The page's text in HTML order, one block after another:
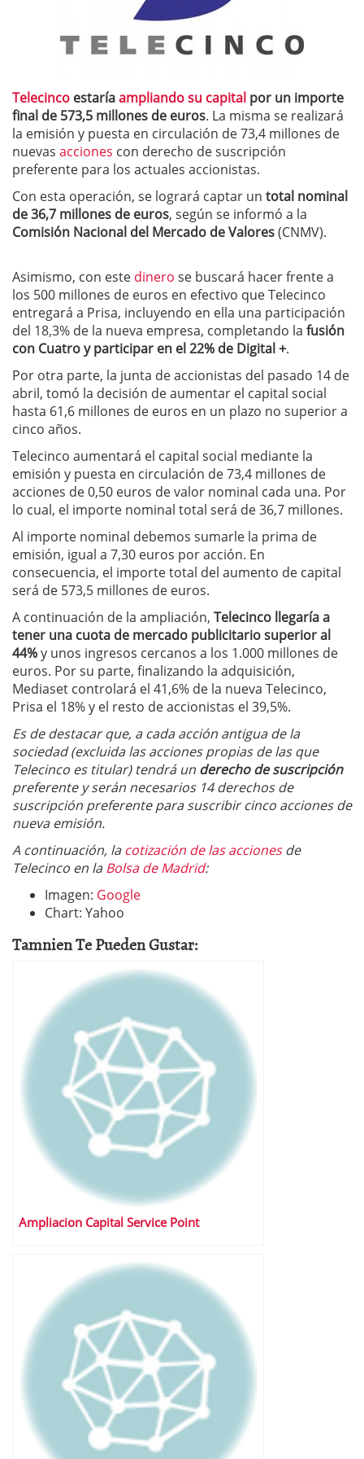
Telecinco estaríaampliando su capital por un importe
final de 573,5 millones de euros. La misma se realizará
la emisión y puesta en circulación de 73,4 millones de
nuevas acciones con derecho de suscripción
preferente para los actuales accionistas.
Con esta operación, se logrará captar un total nominal
de 36,7 millones de euros, según se informó a la
Comisión Nacional del Mercado de Valores(CNMV).
Asimismo, con este dinero se buscará hacer frente a
los 500 millones de euros en efectivo que Telecinco
entregará a Prisa, incluyendo en ella una participación
del 18,3% de la nueva empresa, completando la fusión
con Cuatro y participar en el 22% de Digital +.
Por otra parte, la junta de accionistas del pasado 14 de
abril, tomó la decisión de aumentar el capital social
hasta 61,6 millones de euros en un plazo no superior a
cinco años.
Telecinco aumentará el capital social mediante la
emisión y puesta en circulación de 73,4 millones de
acciones de 0,50 euros de valor nominal cada una. Por
lo cual, el importe nominal total será de 36,7 millones.
Al importe nominal debemos sumarle la prima de
emisión, igual a 7,30 euros por acción. En
consecuencia, el importe total del aumento de capital
será de 573,5 millones de euros.
A continuación de la ampliación, Telecinco llegaría a
tener una cuota de mercado publicitario superior al
44%y unos ingresos cercanos a los 1.000 millones de
euros. Por su parte, finalizando la adquisición,
Mediaset controlará el 41,6% de la nueva Telecinco,
Prisa el 18% y el resto de accionistas el 39,5%.
Es de destacar que, a cada acción antigua de la
sociedad (excluida las acciones propias de las que
Telecinco es titular) tendrá un derecho de suscripción
preferente y serán necesarios 14 derechos de
suscripción preferente para suscribir cinco acciones de
nueva emisión.
A continuación, lacotización de las accionesde
Telecinco en laBolsa de Madrid:
Imagen: Google
Chart: Yahoo
Tamnien Te Pueden Gustar:
Ampliacion Capital Service Point